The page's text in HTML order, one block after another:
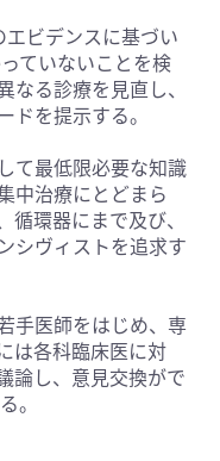
ビデンスに基づい
ていないことを検
る診療を見直し、
ドを提示する。
て最低限必要な知識
中治療にとどまら
環器にまで及び、
シヴィストを追求す
手医師をはじめ、専
は各科臨床医に対
論し、意見交換がで
。